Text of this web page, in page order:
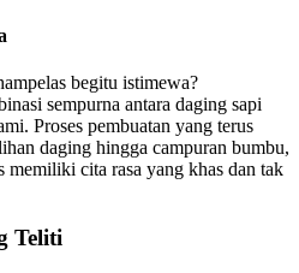
begitu istimewa?
sempurna antara daging sapi
Proses pembuatan yang terus
daging hingga campuran bumbu,
memiliki cita rasa yang khas dan tak
Teliti